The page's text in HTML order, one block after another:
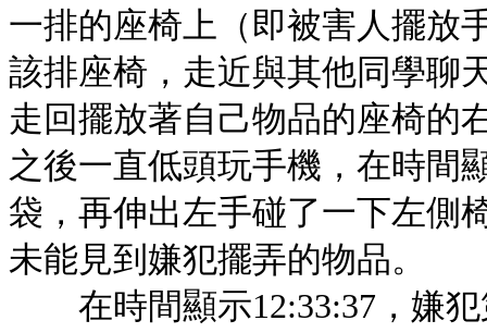
一排的座椅上（即被害人擺放
該排座椅，走近與其他同學聊
走回擺放著自己物品的座椅的
之後一直低頭玩手機，在時間
袋，再伸出左手碰了一下左側
未能見到嫌犯擺弄的物品。
在時間顯示12:33:37，嫌犯